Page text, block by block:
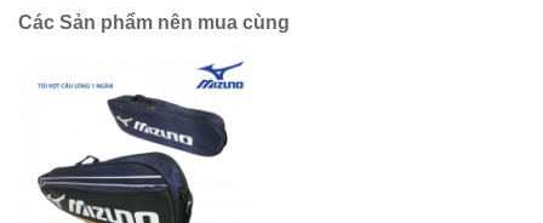
Các Sản phẩm nên mua cùng